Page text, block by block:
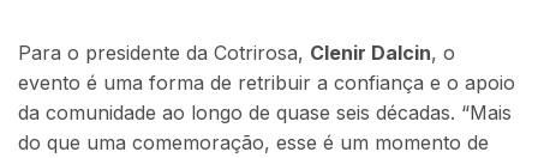
Para o presidente da Cotrirosa, Clenir Dalcin, o
evento é uma forma de retribuir a confiança e o apoio
da comunidade ao longo de quase seis décadas. “Mais
do que uma comemoração, esse é um momento de